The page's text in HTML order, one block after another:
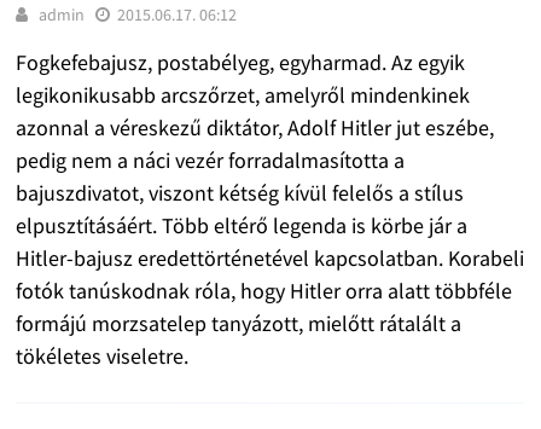
admin 2015.06.17. 06:12
Fogkefebajusz, postabélyeg, egyharmad. Az egyik
legikonikusabb arcszőrzet, amelyről mindenkinek
azonnal a véreskezű diktátor, Adolf Hitler jut eszébe,
pedig nem a náci vezér forradalmasította a
bajuszdivatot, viszont kétség kívül felelős a stílus
elpusztításáért. Több eltérő legenda is körbe jár a
Hitler-bajusz eredettörténetével kapcsolatban. Korabeli
fotók tanúskodnak róla, hogy Hitler orra alatt többféle
formájú morzsatelep tanyázott, mielőtt rátalált a
tökéletes viseletre.